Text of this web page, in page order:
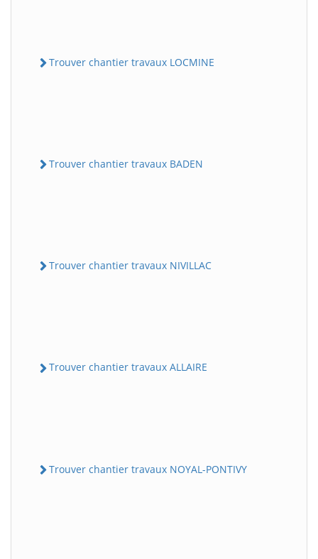
Trouver chantier travaux LOCMINE
Trouver chantier travaux BADEN
Trouver chantier travaux NIVILLAC
Trouver chantier travaux ALLAIRE
Trouver chantier travaux NOYAL-PONTIVY